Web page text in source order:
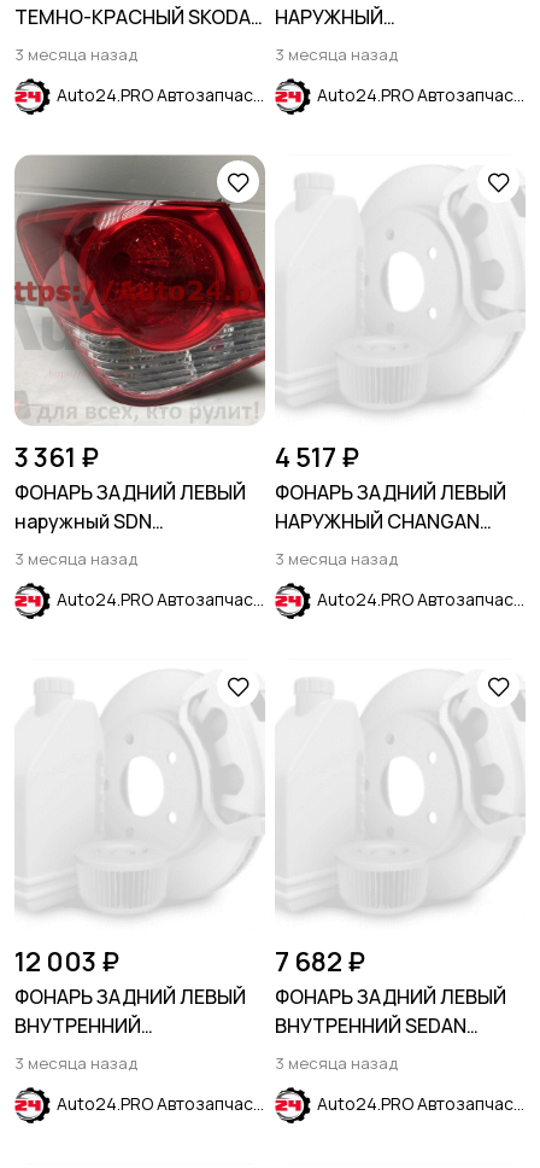
ТЕМНО-КРАСНЫЙ SKODA
RAPID 2012-2020
3 месяца назад
Auto24.PRO Автозапчасти
НАРУЖНЫЙ
ГАЛОГЕНОВЫЙ LS
CHEVROLET EQUINOX 2021-
2024
3 месяца назад
Auto24.PRO Автозапчасти
3 361 ₽
ФОНАРЬ ЗАДНИЙ ЛЕВЫЙ
наружный SDN
CHEVROLET CRUZE 2009-
3 месяца назад
Auto24.PRO Автозапчасти
4 517 ₽
ФОНАРЬ ЗАДНИЙ ЛЕВЫЙ
НАРУЖНЫЙ CHANGAN
ALSVIN 2018-
3 месяца назад
Auto24.PRO Автозапчасти
12 003 ₽
ФОНАРЬ ЗАДНИЙ ЛЕВЫЙ
ВНУТРЕННИЙ
ГАЛОГЕНОВЫЙ LS
CHEVROLET EQUINOX 2021-
2024
3 месяца назад
Auto24.PRO Автозапчасти
7 682 ₽
ФОНАРЬ ЗАДНИЙ ЛЕВЫЙ
ВНУТРЕННИЙ SEDAN
CHEVROLET CRUZE 2015-
2024
3 месяца назад
Auto24.PRO Автозапчасти